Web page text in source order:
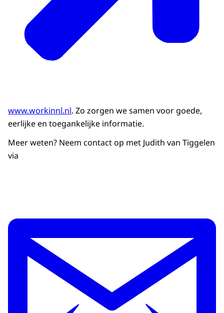
www.workinnl.nl. Zo zorgen we samen voor goede,
eerlijke en toegankelijke informatie.
Meer weten? Neem contact op met Judith van Tiggelen
via